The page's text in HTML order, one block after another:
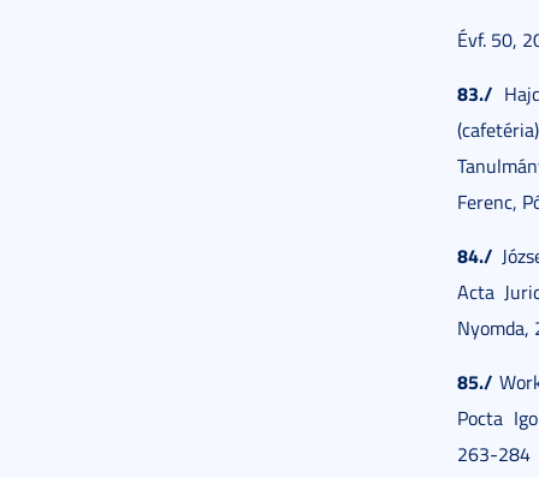
Évf. 50,
83./
Ferenc,
84./
Acta
Nyomda,
85./
Pocta
263-284